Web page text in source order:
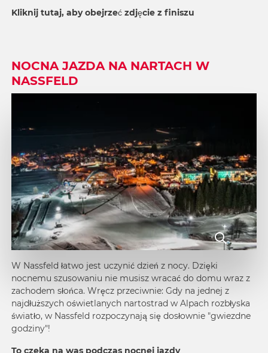
Kliknij tutaj, aby obejrzeć zdjęcie z finiszu
NOCNA JAZDA NA NARTACH W
NASSFELD
W Nassfeld łatwo jest uczynić dzień z nocy. Dzięki
nocnemu szusowaniu nie musisz wracać do domu wraz z
zachodem słońca. Wręcz przeciwnie: Gdy na jednej z
najdłuższych oświetlanych nartostrad w Alpach rozbłyska
światło, w Nassfeld rozpoczynają się dosłownie "gwiezdne
godziny"!
To czeka na was podczas nocnej jazdy